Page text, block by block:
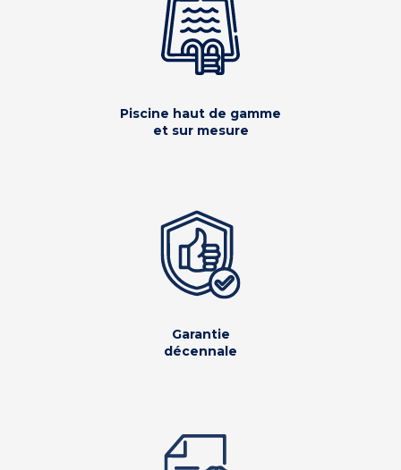
Piscine haut de gamme
et sur mesure
Garantie
décennale